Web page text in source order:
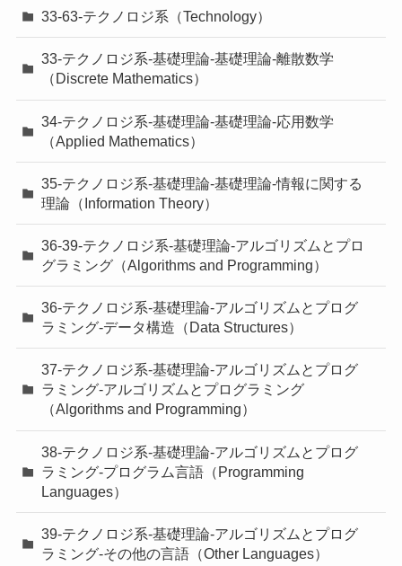
33-63-テクノロジ系（Technology）
33-テクノロジ系-基礎理論-基礎理論-離散数学
（Discrete Mathematics）
34-テクノロジ系-基礎理論-基礎理論-応用数学
（Applied Mathematics）
35-テクノロジ系-基礎理論-基礎理論-情報に関する
理論（Information Theory）
36-39-テクノロジ系-基礎理論-アルゴリズムとプロ
グラミング（Algorithms and Programming）
36-テクノロジ系-基礎理論-アルゴリズムとプログ
ラミング-データ構造（Data Structures）
37-テクノロジ系-基礎理論-アルゴリズムとプログ
ラミング-アルゴリズムとプログラミング
（Algorithms and Programming）
38-テクノロジ系-基礎理論-アルゴリズムとプログ
ラミング-プログラム言語（Programming
Languages）
39-テクノロジ系-基礎理論-アルゴリズムとプログ
ラミング-その他の言語（Other Languages）